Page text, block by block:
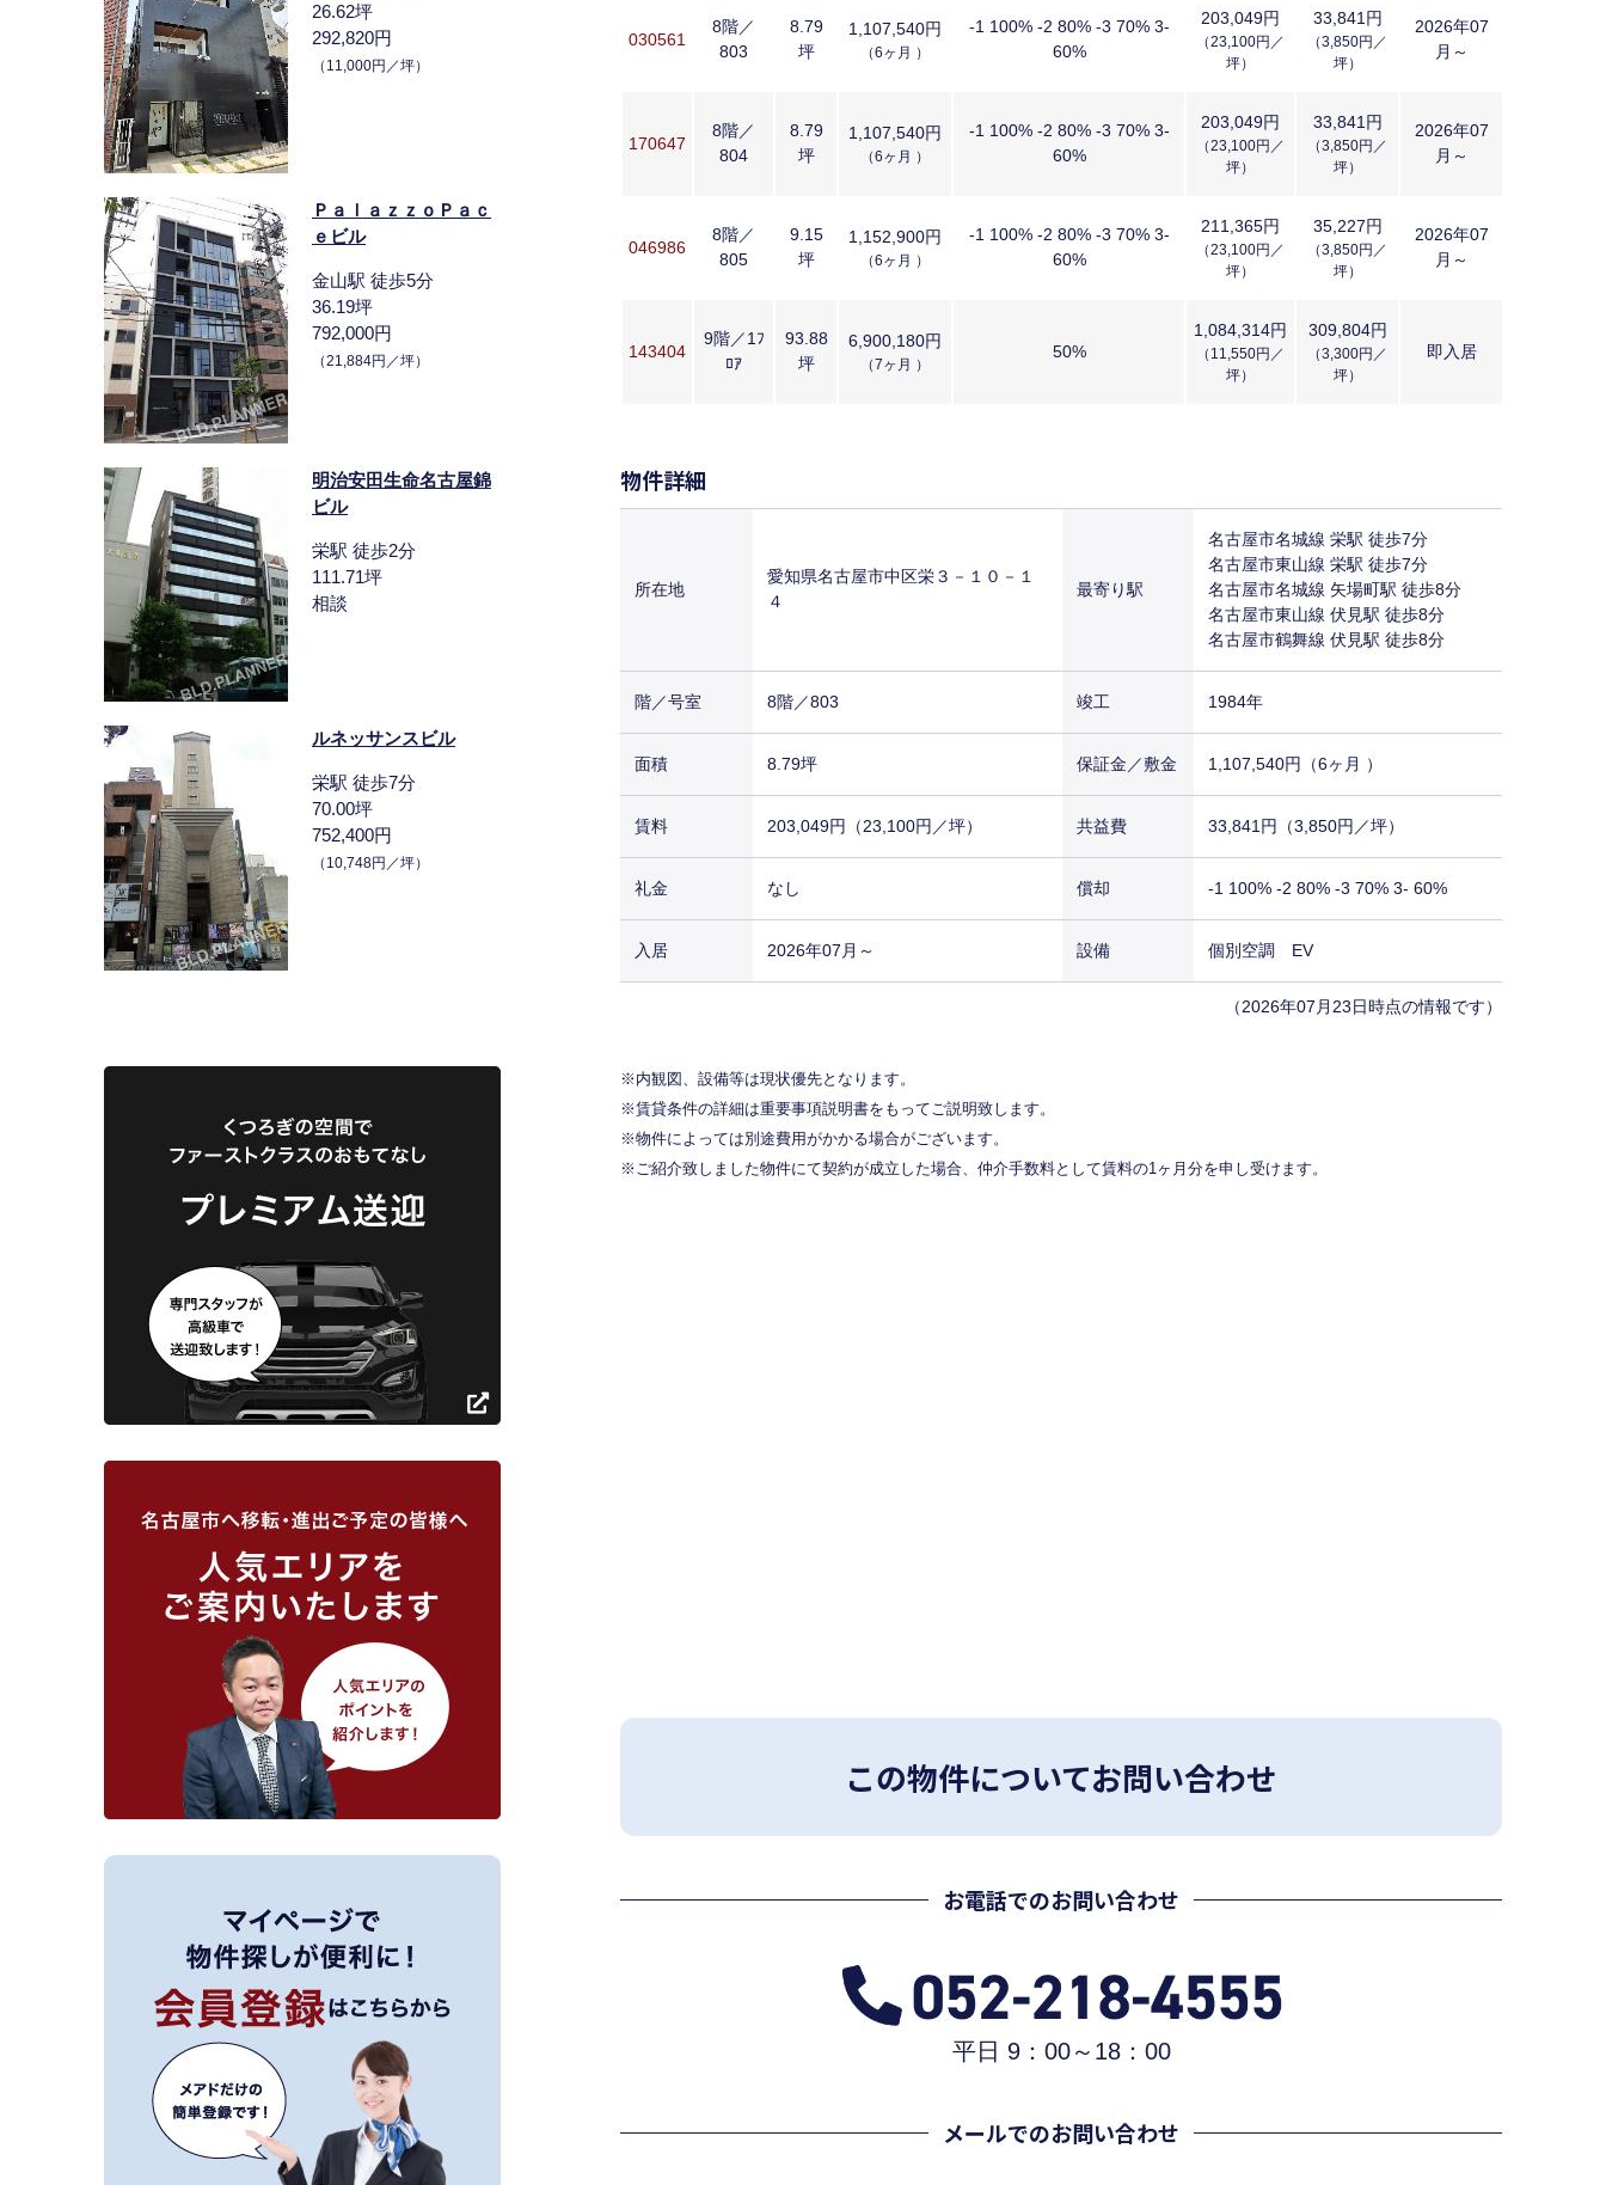
030561
8階／
803
8.79
坪
1,107,540円
（6ヶ月 ）
-1 100% -2 80% -3 70% 3-
60%
203,049円
（23,100円／
坪）
33,841円
（3,850円／
坪）
2026年07
月～
170647
8階／
804
8.79
坪
1,107,540円
（6ヶ月 ）
-1 100% -2 80% -3 70% 3-
60%
203,049円
（23,100円／
坪）
33,841円
（3,850円／
坪）
2026年07
月～
046986
8階／
805
9.15
坪
1,152,900円
（6ヶ月 ）
-1 100% -2 80% -3 70% 3-
60%
211,365円
（23,100円／
坪）
35,227円
（3,850円／
坪）
2026年07
月～
143404
9階／1ﾌ
ﾛｱ
93.88
坪
6,900,180円
（7ヶ月 ）
50%
1,084,314円
（11,550円／
坪）
309,804円
（3,300円／
坪）
即入居
物件詳細
所在地
愛知県名古屋市中区栄３－１０－１
４
最寄り駅
名古屋市名城線 栄駅 徒歩7分
名古屋市東山線 栄駅 徒歩7分
名古屋市名城線 矢場町駅 徒歩8分
名古屋市東山線 伏見駅 徒歩8分
名古屋市鶴舞線 伏見駅 徒歩8分
階／号室 8階／803 竣工 1984年
面積 8.79坪 保証金／敷金 1,107,540円（6ヶ月 ）
賃料 203,049円（23,100円／坪） 共益費 33,841円（3,850円／坪）
礼金 なし 償却 -1 100% -2 80% -3 70% 3- 60%
入居 2026年07月～ 設備 個別空調 EV
（2026年07月23日時点の情報です）
内観図、設備等は現状優先となります。
賃貸条件の詳細は重要事項説明書をもってご説明致します。
物件によっては別途費用がかかる場合がございます。
ご紹介致しました物件にて契約が成立した場合、仲介手数料として賃料の1ヶ月分を申し受けます。
この物件についてお問い合わせ
お電話でのお問い合わせ
平日 9：00～18：00
メールでのお問い合わせ
26.62坪
292,820円
（11,000円／坪）
ＰａｌａｚｚｏＰａｃ
ｅビル
金山駅 徒歩5分
36.19坪
792,000円
（21,884円／坪）
明治安田生命名古屋錦
ビル
栄駅 徒歩2分
111.71坪
相談
ルネッサンスビル
栄駅 徒歩7分
70.00坪
752,400円
（10,748円／坪）